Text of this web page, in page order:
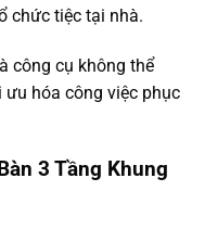
chức tiệc tại nhà.
công cụ không thể
hóa công việc phục
3 Tầng Khung